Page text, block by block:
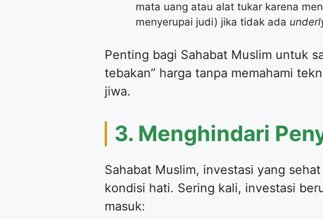
mata uang atau alat tukar karena
menyerupai judi) jika tidak ada
Penting bagi Sahabat Muslim untuk
tebakan” harga tanpa memahami
jiwa.
3. Menghindari
Sahabat Muslim, investasi yang
kondisi hati. Sering kali, investasi
masuk: